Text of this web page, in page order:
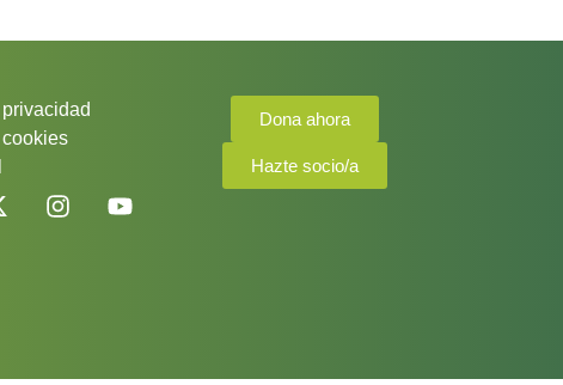
Dona ahora
Hazte socio/a